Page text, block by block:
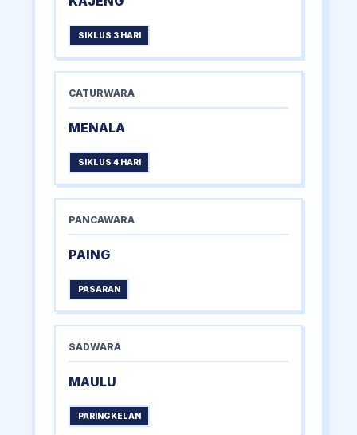
SIKLUS 3 HARI
CATURWARA
MENALA
SIKLUS 4 HARI
PANCAWARA
PAING
PASARAN
SADWARA
MAULU
PARINGKELAN